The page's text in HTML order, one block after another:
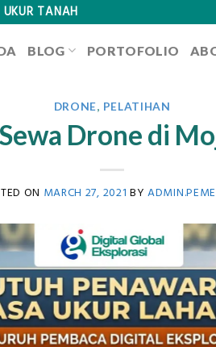
TANAH
BLOG PORTOFOLIO
DRONE, PELATIHAN
Drone di
ON MARCH 27, 2021 BY